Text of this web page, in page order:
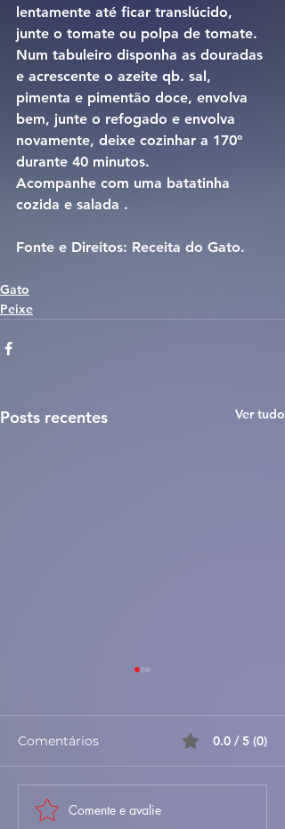
lentamente até ficar translúcido,
junte o tomate ou polpa de tomate.
Num tabuleiro disponha as douradas
e acrescente o azeite qb. sal,
pimenta e pimentão doce, envolva
bem, junte o refogado e envolva
novamente, deixe cozinhar a 170º
durante 40 minutos.
Acompanhe com uma batatinha
cozida e salada .
Fonte e Direitos: Receita do Gato.
Gato
Peixe
Posts recentes Ver tudo
🐐🍚 Maranho da Beira
Comentários 0.0 / 5 (0)
Comente e avalie